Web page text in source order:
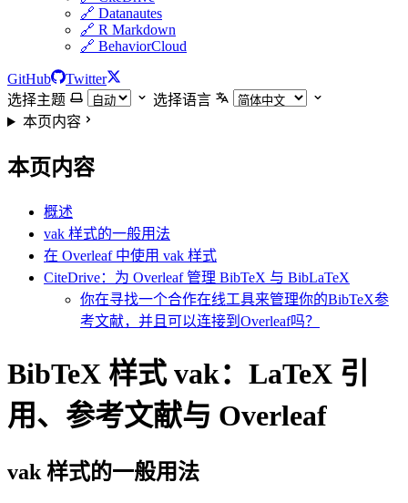
🔗 Datanautes
🔗 R Markdown
🔗 BehaviorCloud
GitHub
Twitter
选择主题
选择语言
本页内容
本页内容
概述
vak 样式的一般用法
在 Overleaf 中使用 vak 样式
CiteDrive：为 Overleaf 管理 BibTeX 与 BibLaTeX
你在寻找一个合作在线工具来管理你的BibTeX参
考文献，并且可以连接到Overleaf吗？
BibTeX 样式 vak：LaTeX 引
用、参考文献与 Overleaf
vak 样式的一般用法